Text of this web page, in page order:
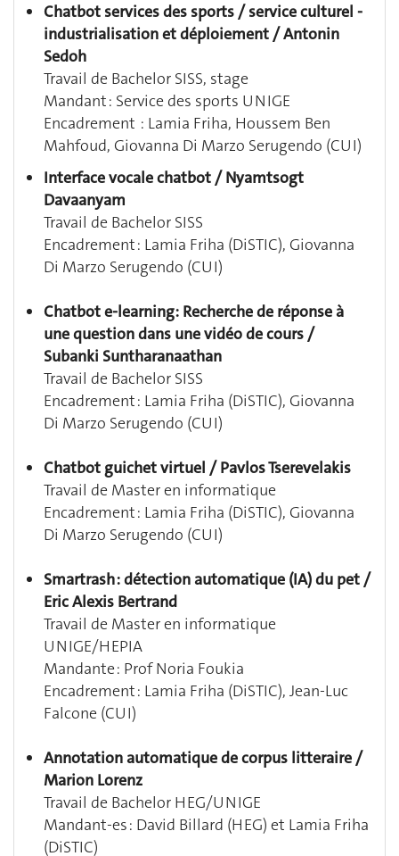
Chatbot services des sports / service culturel -
industrialisation et déploiement / Antonin
Sedoh
Travail de Bachelor SISS, stage
Mandant : Service des sports UNIGE
Encadrement : Lamia Friha, Houssem Ben
Mahfoud, Giovanna Di Marzo Serugendo (CUI)
Interface vocale chatbot / Nyamtsogt
Davaanyam
Travail de Bachelor SISS
Encadrement : Lamia Friha (DiSTIC), Giovanna
Di Marzo Serugendo (CUI)
Chatbot e-learning: Recherche de réponse à
une question dans une vidéo de cours /
Subanki Suntharanaathan
Travail de Bachelor SISS
Encadrement : Lamia Friha (DiSTIC), Giovanna
Di Marzo Serugendo (CUI)
Chatbot guichet virtuel / Pavlos Tserevelakis
Travail de Master en informatique
Encadrement : Lamia Friha (DiSTIC), Giovanna
Di Marzo Serugendo (CUI)
Smartrash : détection automatique (IA) du pet /
Eric Alexis Bertrand
Travail de Master en informatique
UNIGE/HEPIA
Mandante : Prof Noria Foukia
Encadrement : Lamia Friha (DiSTIC), Jean-Luc
Falcone (CUI)
Annotation automatique de corpus litteraire /
Marion Lorenz
Travail de Bachelor HEG/UNIGE
Mandant-es : David Billard (HEG) et Lamia Friha
(DiSTIC)